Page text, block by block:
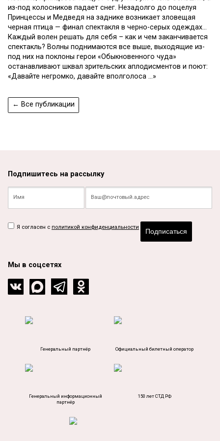
из-под колосников падает снег. Незадолго до поцелуя
Принцессы и Медведя на заднике возникает зловещая
черная птица — финал спектакля в черно-серых одеждах…
Каждый волен решать для себя – как и чем заканчивается
спектакль? Волны поднимаются все выше, выходящие из-
под них на поклоны герои «Обыкновенного чуда»
останавливают шквал зрительских аплодисментов и поют:
«Давайте негромко, давайте вполголоса …»
← Все публикации
Подпишитесь на рассылку
Я согласен с политикой конфиденциальности
Подписаться
Мы в соцсетях
Генеральный партнёр Официальный билетный оператор
Генеральный информационный
партнёр
150 лет СТД РФ